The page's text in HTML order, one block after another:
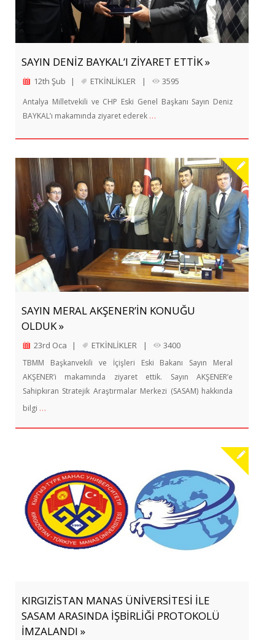
SAYIN DENİZ BAYKAL’I ZİYARET ETTİK »
12th Şub | ETKİNLİKLER | 3595
Antalya Milletvekili ve CHP Eski Genel Başkanı Sayın Deniz
BAYKAL’ı makamında ziyaret ederek …
SAYIN MERAL AKŞENER’İN KONUĞU
OLDUK »
23rd Oca | ETKİNLİKLER | 3400
TBMM Başkanvekili ve İçişleri Eski Bakanı Sayın Meral
AKŞENER’i makamında ziyaret ettik. Sayın AKŞENER’e
Sahipkıran Stratejik Araştırmalar Merkezi (SASAM) hakkında
bilgi …
KIRGIZİSTAN MANAS ÜNİVERSİTESİ İLE
SASAM ARASINDA İŞBİRLİĞİ PROTOKOLÜ
İMZALANDI »